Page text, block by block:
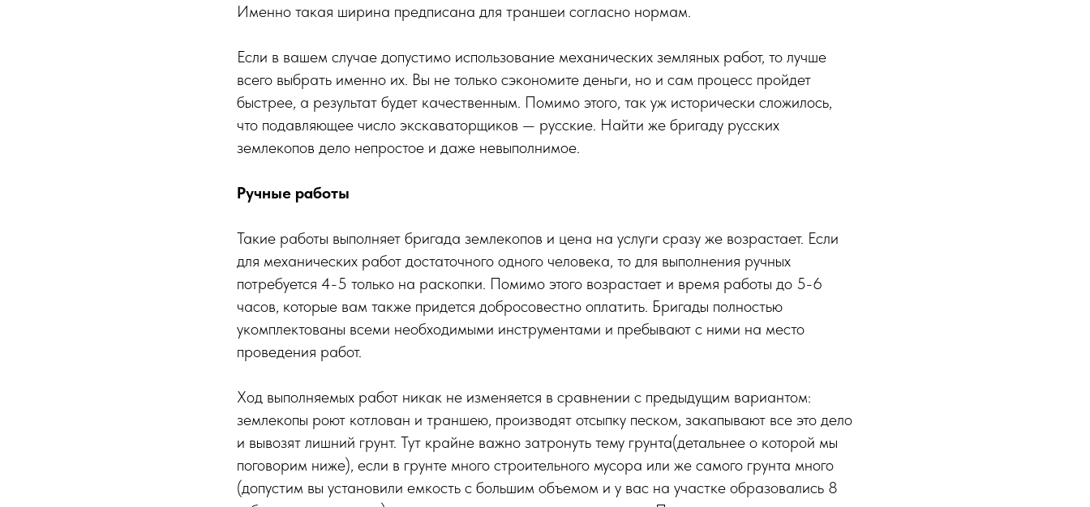
Именно такая ширина предписана для траншеи согласно нормам.
Если в вашем случае допустимо использование механических земляных работ, то лучше
всего выбрать именно их. Вы не только сэкономите деньги, но и сам процесс пройдет
быстрее, а результат будет качественным. Помимо этого, так уж исторически сложилось,
что подавляющее число экскаваторщиков — русские. Найти же бригаду русских
землекопов дело непростое и даже невыполнимое.
Ручные работы
Такие работы выполняет бригада землекопов и цена на услуги сразу же возрастает. Если
для механических работ достаточного одного человека, то для выполнения ручных
потребуется 4-5 только на раскопки. Помимо этого возрастает и время работы до 5-6
часов, которые вам также придется добросовестно оплатить. Бригады полностью
укомплектованы всеми необходимыми инструментами и пребывают с ними на место
проведения работ.
Ход выполняемых работ никак не изменяется в сравнении с предыдущим вариантом:
землекопы роют котлован и траншею, производят отсыпку песком, закапывают все это дело
и вывозят лишний грунт. Тут крайне важно затронуть тему грунта(детальнее о которой мы
поговорим ниже), если в грунте много строительного мусора или же самого грунта много
(допустим вы установили емкость с большим объемом и у вас на участке образовались 8